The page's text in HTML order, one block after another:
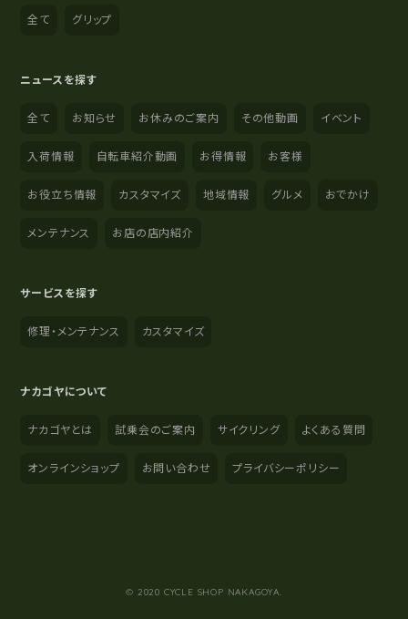
全て グリップ
ニュースを探す
全て お知らせ お休みのご案内 その他動画 イベント
入荷情報 自転車紹介動画 お得情報 お客様
お役立ち情報 カスタマイズ 地域情報 グルメ おでかけ
メンテナンス お店の店内紹介
サービスを探す
修理・メンテナンス カスタマイズ
ナカゴヤについて
ナカゴヤとは 試乗会のご案内 サイクリング よくある質問
オンラインショップ お問い合わせ プライバシーポリシー
© 2020 CYCLE SHOP NAKAGOYA.